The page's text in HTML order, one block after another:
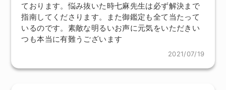
ております。悩み抜いた時七麻先生は必ず解決まで
指南してくださります。また御鑑定も全て当たって
いるのです。素敵な明るいお声に元気をいただきい
つも本当に有難うございます
2021/07/19